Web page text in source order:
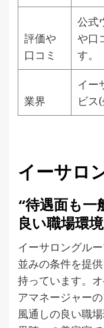
評価や
口コミ
公式
や口
す。
業界
イー
ビス
イーサロ
“待遇面も一
良い職場環
イーサロングル
並みの条件を提
持っています。
アマネージャー
風通しの良い職